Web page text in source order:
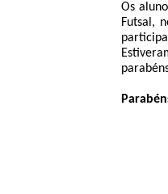
Os
Futsal,